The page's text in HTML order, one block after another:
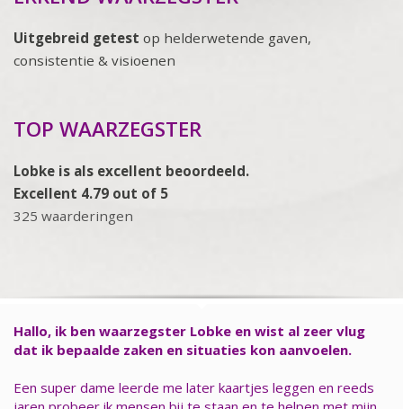
Uitgebreid getest op helderwetende gaven,
consistentie & visioenen
TOP WAARZEGSTER
Lobke is als excellent beoordeeld.
Excellent 4.79 out of 5
325 waarderingen
Hallo, ik ben waarzegster Lobke en wist al zeer vlug
dat ik bepaalde zaken en situaties kon aanvoelen.
Een super dame leerde me later kaartjes leggen en reeds